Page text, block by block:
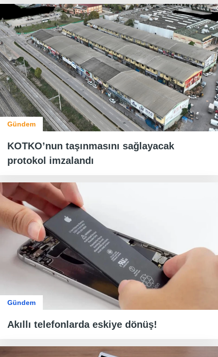
Gündem
KOTKO’nun taşınmasını sağlayacak
protokol imzalandı
Gündem
Akıllı telefonlarda eskiye dönüş!